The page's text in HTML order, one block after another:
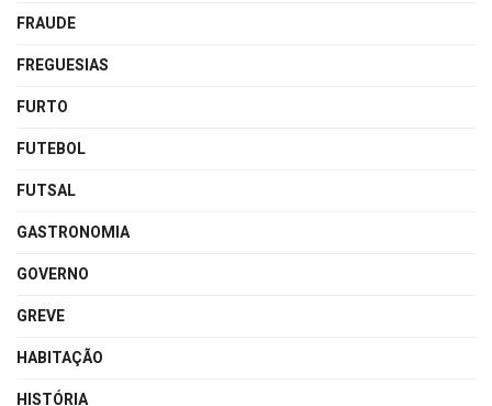
FRAUDE
FREGUESIAS
FURTO
FUTEBOL
FUTSAL
GASTRONOMIA
GOVERNO
GREVE
HABITAÇÃO
HISTÓRIA